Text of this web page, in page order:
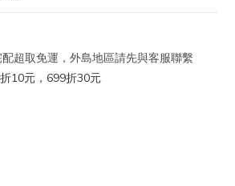
超取免運，外島地區請先與客服聯繫
10元，699折30元